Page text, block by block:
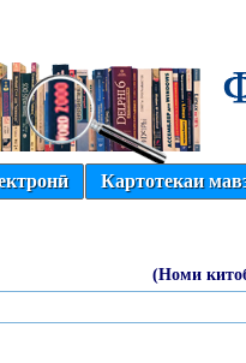
Картотекаи
(Номи